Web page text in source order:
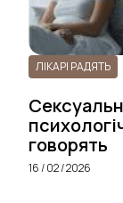
ЛІКАРІ РАДЯТЬ
говорять
16 / 02 / 2026